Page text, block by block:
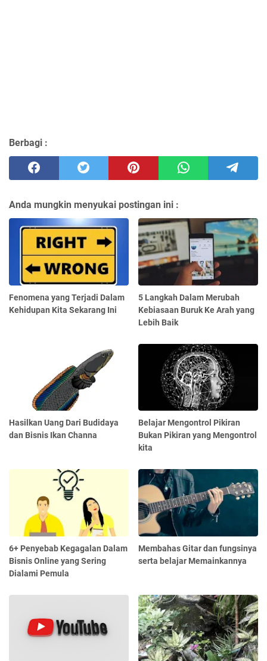
Berbagi :
Anda mungkin menyukai postingan ini :
Fenomena yang Terjadi Dalam
Kehidupan Kita Sekarang Ini
5 Langkah Dalam Merubah
Kebiasaan Buruk Ke Arah yang
Lebih Baik
Hasilkan Uang Dari Budidaya
dan Bisnis Ikan Channa
Belajar Mengontrol Pikiran
Bukan Pikiran yang Mengontrol
kita
6+ Penyebab Kegagalan Dalam
Bisnis Online yang Sering
Dialami Pemula
Membahas Gitar dan fungsinya
serta belajar Memainkannya